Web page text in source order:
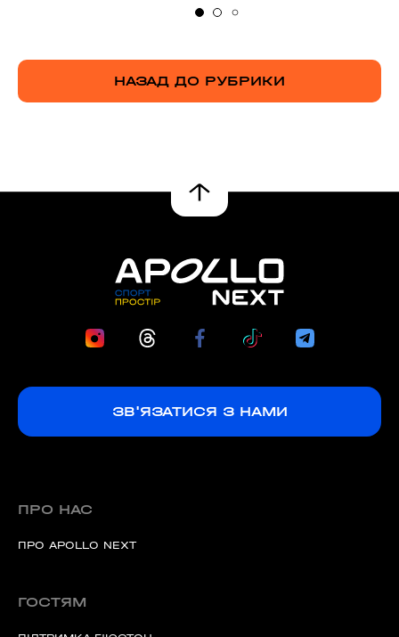
НАЗАД ДО РУБРИКИ
ЗВ'ЯЗАТИСЯ З НАМИ
ПРО НАС
ПРО APOLLO NEXT
ГОСТЯМ